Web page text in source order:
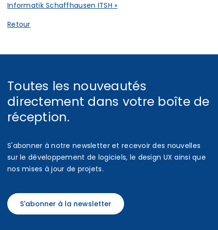
Informatik Schaffhausen ITSH »
Retour
Toutes les nouveautés
directement dans votre boîte de
réception.
S'abonner à notre newsletter et recevoir des nouvelles
sur le développement de logiciels, le design UX ainsi que
nos mises à jour de projets.
S'abonner à la newsletter